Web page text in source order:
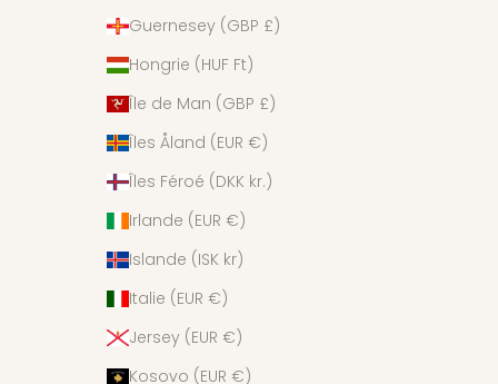
Guernesey (GBP £)
Hongrie (HUF Ft)
Île de Man (GBP £)
Îles Åland (EUR €)
Îles Féroé (DKK kr.)
Irlande (EUR €)
Islande (ISK kr)
Italie (EUR €)
Jersey (EUR €)
Kosovo (EUR €)